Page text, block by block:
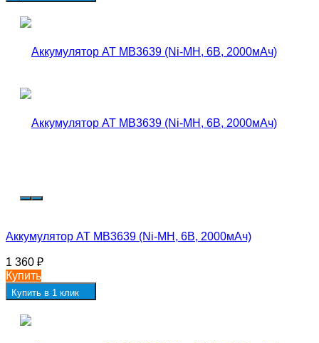
Аккумулятор AT MB3639 (Ni-MH, 6В, 2000мАч)
1 360 ₽
Купить
Купить в 1 клик